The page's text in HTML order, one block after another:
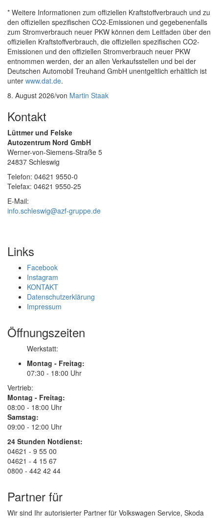
* Weitere Informationen zum offiziellen Kraftstoffverbrauch und zu
den offiziellen spezifischen CO2-Emissionen und gegebenenfalls
zum Stromverbrauch neuer PKW können dem Leitfaden über den
offiziellen Kraftstoffverbrauch, die offiziellen spezifischen CO2-
Emissionen und den offiziellen Stromverbrauch neuer PKW
entnommen werden, der an allen Verkaufsstellen und bei der
Deutschen Automobil Treuhand GmbH unentgeltlich erhältlich ist
unter www.dat.de.
8. August 2026/von Martin Staak
Kontakt
Lüttmer und Felske
Autozentrum Nord GmbH
Werner-von-Siemens-Straße 5
24837 Schleswig
Telefon: 04621 9550-0
Telefax: 04621 9550-25
E-Mail:
info.schleswig@azf-gruppe.de
Links
Facebook
Instagram
KONTAKT
Datenschutzerklärung
Impressum
Öffnungszeiten
Werkstatt:
Montag - Freitag:
07:30 - 18:00 Uhr
Vertrieb:
Montag - Freitag:
08:00 - 18:00 Uhr
Samstag:
09:00 - 12:00 Uhr
24 Stunden Notdienst:
04621 - 9 55 00
04621 - 4 15 67
0800 - 442 42 44
Partner für
Wir sind Ihr autorisierter Partner für Volkswagen Service, Skoda